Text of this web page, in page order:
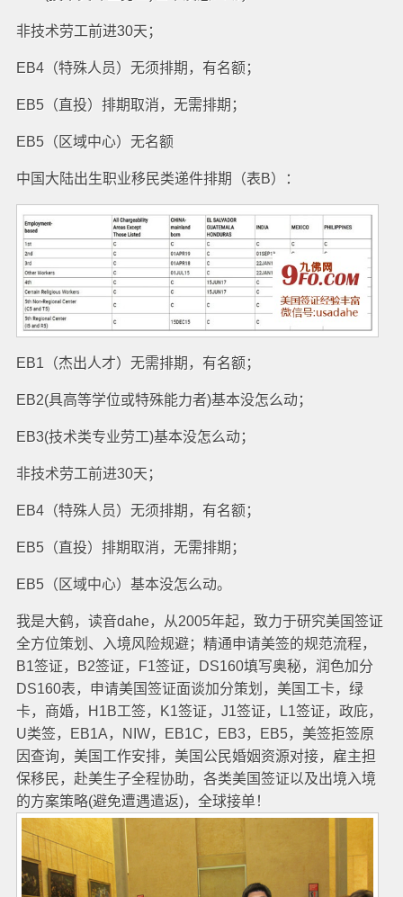
非技术劳工前进30天；
EB4（特殊人员）无须排期，有名额；
EB5（直投）排期取消，无需排期；
EB5（区域中心）无名额
中国大陆出生职业移民类递件排期（表B）：
EB1（杰出人才）无需排期，有名额；
EB2(具高等学位或特殊能力者)基本没怎么动；
EB3(技术类专业劳工)基本没怎么动；
非技术劳工前进30天；
EB4（特殊人员）无须排期，有名额；
EB5（直投）排期取消，无需排期；
EB5（区域中心）基本没怎么动。
我是大鹤，读音dahe，从2005年起，致力于研究美国签证
全方位策划、入境风险规避；精通申请美签的规范流程，
B1签证，B2签证，F1签证，DS160填写奥秘，润色加分
DS160表，申请美国签证面谈加分策划，美国工卡，绿
卡，商婚，H1B工签，K1签证，J1签证，L1签证，政庇，
U类签，EB1A，NIW，EB1C，EB3，EB5，美签拒签原
因查询，美国工作安排，美国公民婚姻资源对接，雇主担
保移民，赴美生子全程协助，各类美国签证以及出境入境
的方案策略(避免遭遇遣返)，全球接单！